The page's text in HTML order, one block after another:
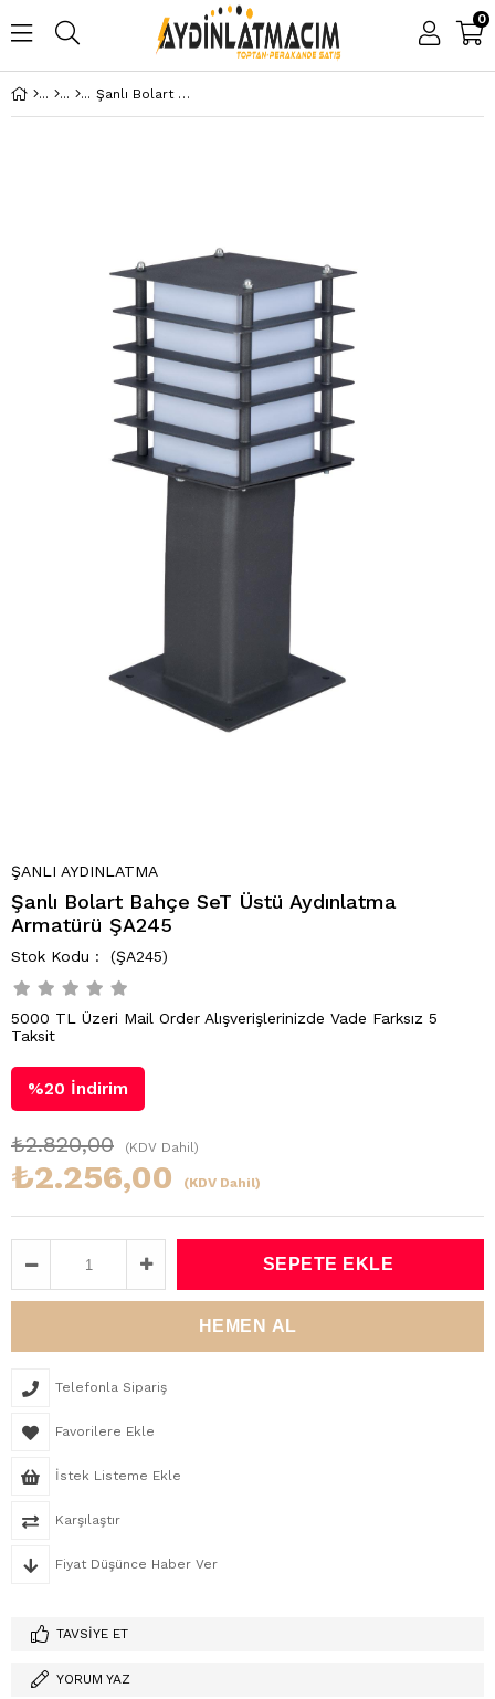
0
Şanlı Bolart Bahçe SeT Üstü Aydınlatma Armatürü ŞA245
ŞANLI AYDINLATMA
Şanlı Bolart Bahçe SeT Üstü Aydınlatma
Armatürü ŞA245
(ŞA245)
5000 TL Üzeri Mail Order Alışverişlerinizde Vade Farksız 5
Taksit
%20 İndirim
₺2.820,00 (KDV Dahil)
₺2.256,00 (KDV Dahil)
Telefonla Sipariş
Favorilere Ekle
İstek Listeme Ekle
Karşılaştır
Fiyat Düşünce Haber Ver
TAVSIYE ET
YORUM YAZ